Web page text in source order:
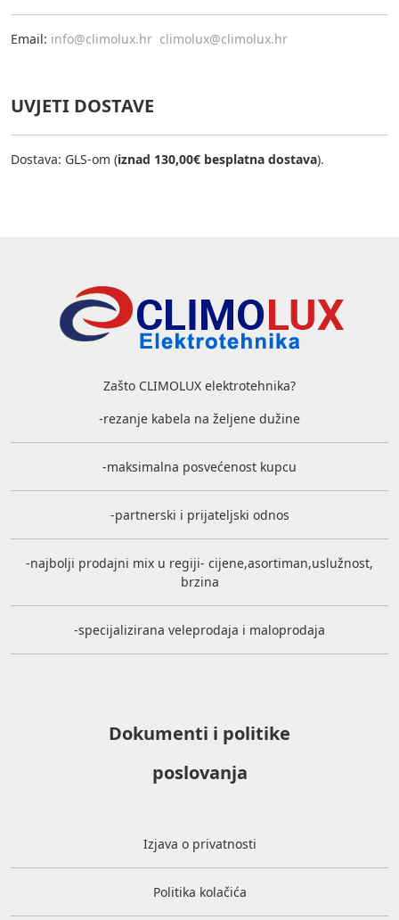
Email: info@climolux.hr climolux@climolux.hr
UVJETI DOSTAVE
Dostava: GLS-om (iznad 130,00€ besplatna dostava).
Zašto CLIMOLUX elektrotehnika?
-rezanje kabela na željene dužine
-maksimalna posvećenost kupcu
-partnerski i prijateljski odnos
-najbolji prodajni mix u regiji- cijene,asortiman,uslužnost,
brzina
-specijalizirana veleprodaja i maloprodaja
Dokumenti i politike
poslovanja
Izjava o privatnosti
Politika kolačića